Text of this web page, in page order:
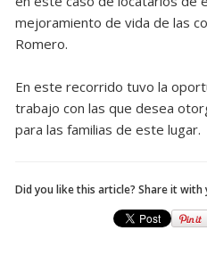
mejoramiento de vida de las
Romero.
En este recorrido tuvo la
trabajo con las que desea
para las familias de este lugar.
Did you like this article? Share it with